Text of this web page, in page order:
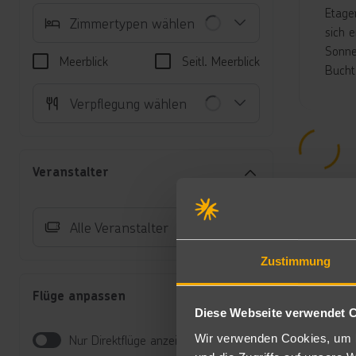
Zustimmung
Diese Webseite verwendet
Wir verwenden Cookies,
Zimmertypen wählen
Meerblick Seitl. Meerblick
Verpflegung wählen
Veranstalter
Alle Veranstalter
Flüge anpassen
Nur Direktflüge anzeigen
sich